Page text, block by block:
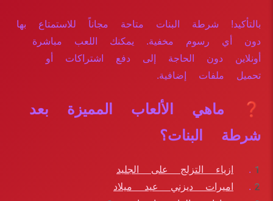
بالتأكيد! شرطة البنات متاحة مجاناً للاستمتاع بها
دون أي رسوم مخفية. يمكنك اللعب مباشرة
أونلاين دون الحاجة إلى دفع اشتراكات أو
تحميل ملفات إضافية.
❓ ماهي الألعاب المميزة بعد
شرطة البنات؟
ازياء التزلج على الجليد
اميرات ديزني عيد ميلاد